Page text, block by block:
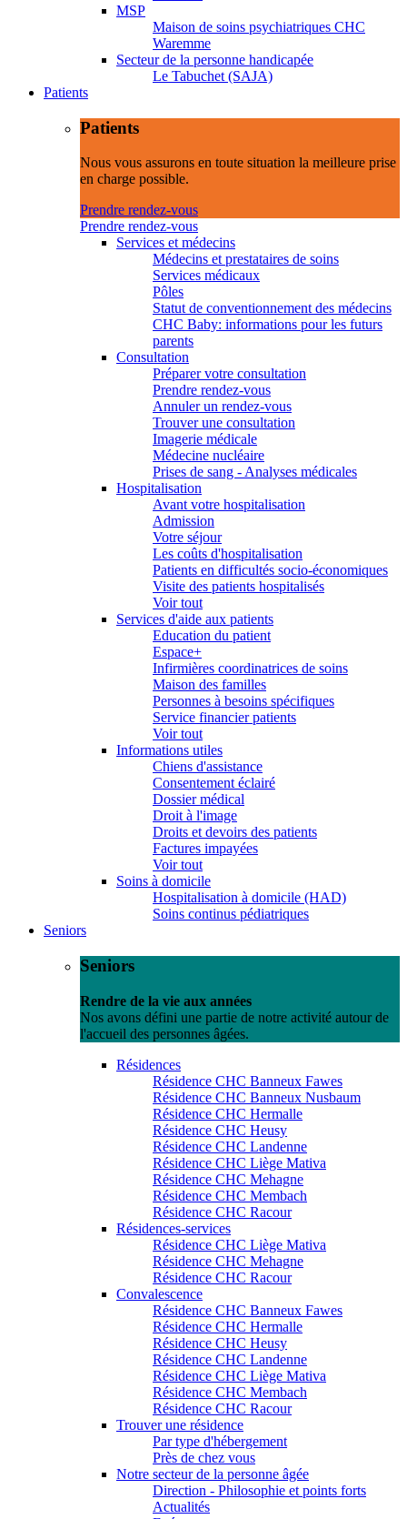
MSP
Maison de soins psychiatriques CHC
Waremme
Secteur de la personne handicapée
Le Tabuchet (SAJA)
Patients
Patients
Nous vous assurons en toute situation la meilleure prise
en charge possible.
Prendre rendez-vous
Prendre rendez-vous
Services et médecins
Médecins et prestataires de soins
Services médicaux
Pôles
Statut de conventionnement des médecins
CHC Baby: informations pour les futurs
parents
Consultation
Préparer votre consultation
Prendre rendez-vous
Annuler un rendez-vous
Trouver une consultation
Imagerie médicale
Médecine nucléaire
Prises de sang - Analyses médicales
Hospitalisation
Avant votre hospitalisation
Admission
Votre séjour
Les coûts d'hospitalisation
Patients en difficultés socio-économiques
Visite des patients hospitalisés
Voir tout
Services d'aide aux patients
Education du patient
Espace+
Infirmières coordinatrices de soins
Maison des familles
Personnes à besoins spécifiques
Service financier patients
Voir tout
Informations utiles
Chiens d'assistance
Consentement éclairé
Dossier médical
Droit à l'image
Droits et devoirs des patients
Factures impayées
Voir tout
Soins à domicile
Hospitalisation à domicile (HAD)
Soins continus pédiatriques
Seniors
Seniors
Rendre de la vie aux années
Nos avons défini une partie de notre activité autour de
l'accueil des personnes âgées.
Résidences
Résidence CHC Banneux Fawes
Résidence CHC Banneux Nusbaum
Résidence CHC Hermalle
Résidence CHC Heusy
Résidence CHC Landenne
Résidence CHC Liège Mativa
Résidence CHC Mehagne
Résidence CHC Membach
Résidence CHC Racour
Résidences-services
Résidence CHC Liège Mativa
Résidence CHC Mehagne
Résidence CHC Racour
Convalescence
Résidence CHC Banneux Fawes
Résidence CHC Hermalle
Résidence CHC Heusy
Résidence CHC Landenne
Résidence CHC Liège Mativa
Résidence CHC Membach
Résidence CHC Racour
Trouver une résidence
Par type d'hébergement
Près de chez vous
Notre secteur de la personne âgée
Direction - Philosophie et points forts
Actualités